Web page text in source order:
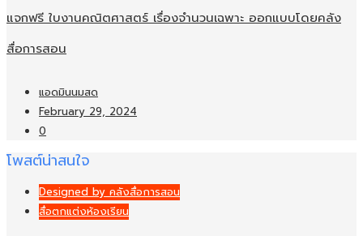
แจกฟรี ใบงานคณิตศาสตร์ เรื่องจำนวนเฉพาะ ออกแบบโดยคลัง
สื่อการสอน
แอดมินนมสด
February 29, 2024
0
โพสต์น่าสนใจ
Designed by คลังสื่อการสอน
สื่อตกแต่งห้องเรียน